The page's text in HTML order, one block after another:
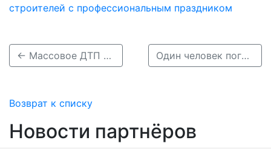
строителей с профессиональным праздником
← Массовое ДТП с электрокаром Tesla произошло в Нижнем Новгороде Один человек погиб и двое пострадали в массовой аварии под Бором →
Возврат к списку
Новости партнёров